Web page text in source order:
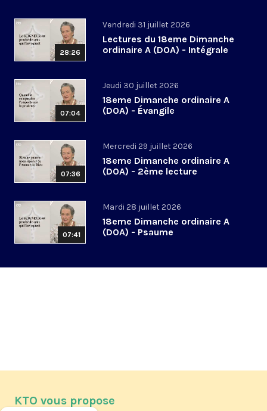
28:26
Vendredi 31 juillet 2026
Lectures du 18eme Dimanche
ordinaire A (DOA) - Intégrale
07:04
Jeudi 30 juillet 2026
18eme Dimanche ordinaire A
(DOA) - Évangile
07:36
Mercredi 29 juillet 2026
18eme Dimanche ordinaire A
(DOA) - 2ème lecture
07:41
Mardi 28 juillet 2026
18eme Dimanche ordinaire A
(DOA) - Psaume
KTO vous propose